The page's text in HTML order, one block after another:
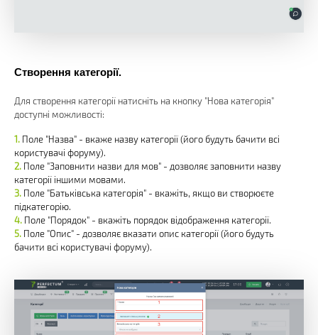
Створення категорії.
Для створення категорії натисніть на кнопку "Нова категорія"
доступні можливості:
Поле "Назва" - вкаже назву категорії (його будуть бачити всі
користувачі форуму).
Поле "Заповнити назви для мов" - дозволяє заповнити назву
категорії іншими мовами.
Поле "Батьківська категорія" - вкажіть, якщо ви створюєте
підкатегорію.
Поле "Порядок" - вкажіть порядок відображення категорії.
Поле "Опис" - дозволяє вказати опис категорії (його будуть
бачити всі користувачі форуму).